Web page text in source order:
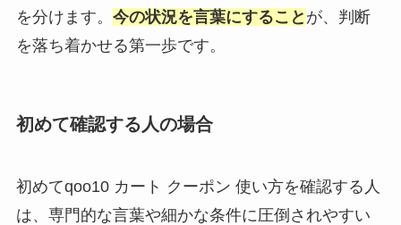
を分けます。 今の状況を言葉にすること が、判断
を落ち着かせる第一歩です。
初めて確認する人の場合
初めてqoo10 カート クーポン 使い方を確認する人
は、専門的な言葉や細かな条件に圧倒されやすい